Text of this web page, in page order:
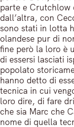
parte e Crutchlow
dall’altra, con
sono stati in lotta
olandese pur di
fine però la loro è
di essersi lasciati
popolato
hanno detto di
tecnica in cui
loro dire, di fare
che sia Marc che
nome di quella